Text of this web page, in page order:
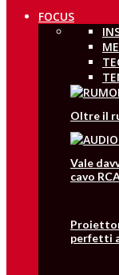
FOCUS
Oltre il
Vale
cavo
perfetti